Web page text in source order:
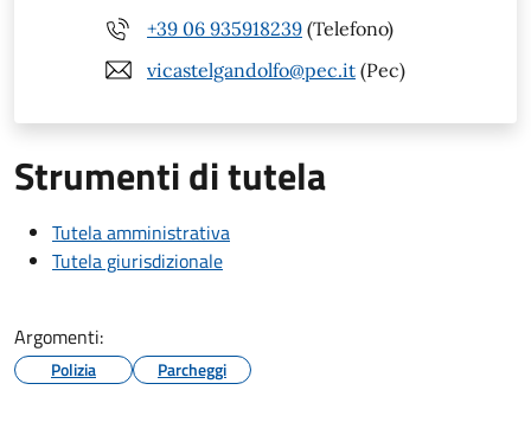
+39 06 935918239 (Telefono)
vicastelgandolfo@pec.it (Pec)
Strumenti di tutela
Tutela amministrativa
Tutela giurisdizionale
Argomenti:
Polizia Parcheggi